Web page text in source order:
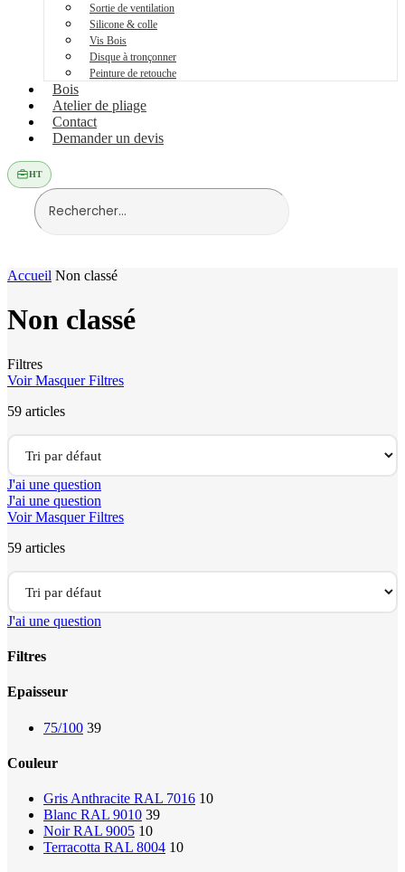
Sortie de ventilation
Silicone & colle
Vis Bois
Disque à tronçonner
Peinture de retouche
Bois
Atelier de pliage
Contact
Demander un devis
HT
Accueil Non classé
Non classé
Filtres
Voir Masquer Filtres
59 articles
J'ai une question
J'ai une question
Voir Masquer Filtres
59 articles
J'ai une question
Filtres
Close
Epaisseur
75/100 39
Couleur
Gris Anthracite RAL 7016 10
Blanc RAL 9010 39
Noir RAL 9005 10
Terracotta RAL 8004 10